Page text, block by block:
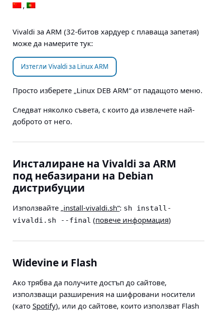
Vivaldi за ARM (32-битов хардуер с плаваща запетая)
може да намерите тук:
Изтегли Vivaldi за Linux ARM
Просто изберете „Linux DEB ARM“ от падащото меню.
Следват няколко съвета, с които да извлечете най-
доброто от него.
Инсталиране на Vivaldi за ARM
под небазирани на Debian
дистрибуции
Използвайте „install-vivaldi.sh“: sh install-
vivaldi.sh --final (повече информация)
Widevine и Flash
Ако трябва да получите достъп до сайтове,
използващи разширения на шифровани носители
(като Spotify), или до сайтове, които използват Flash